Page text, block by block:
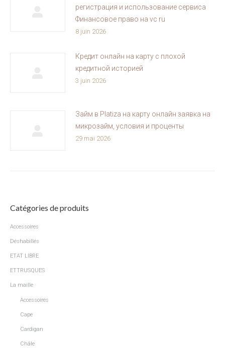
регистрация и использование сервиса
Финансовое право на vc ru
8 juin 2026
Кредит онлайн на карту с плохой
кредитной историей
3 juin 2026
Займ в Platiza на карту онлайн заявка на
микрозайм, условия и проценты
29 mai 2026
Catégories de produits
Accessoires
Déshabillés
ETAT LIBRE
ETTRUSQUES
La maille
Accessoires
Cape
Cardigan
Châle